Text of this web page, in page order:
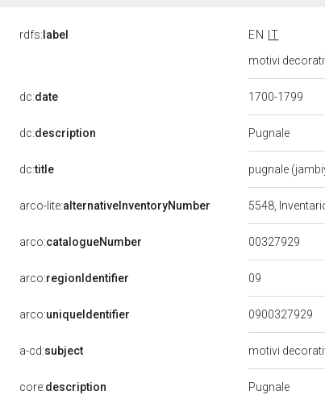
rdfs: label EN
IT
motivi
dc:date 1700-1799
dc:description Pugnale
dc:title pugnale
arco-lite:alternativeInventoryNumber 5548,
arco:catalogueNumber 00327929
arco:regionIdentifier 09
arco:uniqueIdentifier 0900327929
a-cd:subject motivi
core:description Pugnale